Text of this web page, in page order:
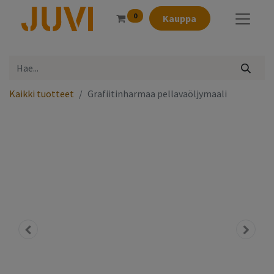
0 Kauppa
Kaikki tuotteet Grafiitinharmaa pellavaöljymaali